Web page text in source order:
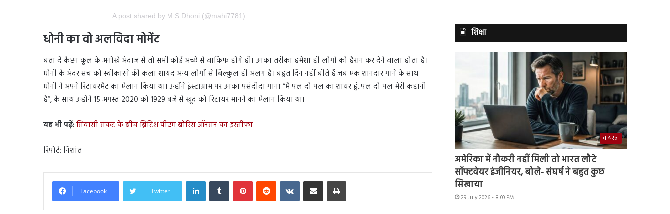
A post shared by M S Dhoni (@mahi7781)
धोनी का वो अलविदा मोमेंट
बता दें कैप्टन कूल के अनोखे अंदाज से तो सभी कोई अच्छे से वाकिफ होंगे ही। उनका तरीका हमेशा ही लोगों को हैरान कर देने वाला होता है।
धोनी के अंदर सच को स्वीकारने की कला शायद अन्य लोगों से बिल्कुल ही अलग है। बहुत दिन नहीं बीते हैं जब एक शानदार गाने के साथ
धोनी ने अपने रिटायरमैंट का ऐलान किया था। उन्होंने इंस्टाग्राम पर उनका पसंदीदा गाना “मैं पल दो पल का शायर हूं..पल दो पल मेरी कहानी
है”, के साथ उन्होंने 15 अगस्त 2020 को 1929 बजे से खूद को रिटायर मानने का ऐलान किया था।
यह भी पढ़ें:सियासी संकट के बीच ब्रिटिश पीएम बोरिस जॉनसन का इस्तीफा
रिपोर्ट: निशांत
Facebook Twitter
LinkedInTumblr PinterestReddit VKontakteShare via Email Print
शिक्षा
वायरल
अमेरिका में नौकरी नहीं मिली तो भारत लौटे
सॉफ्टवेयर इंजीनियर, बोले- संघर्ष ने बहुत कुछ
सिखाया
29 July 2026 - 8:00 PM